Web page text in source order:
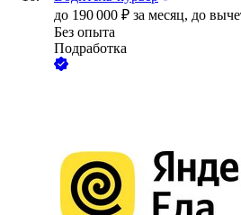
до 190 000 ₽ за месяц, до
Без опыта
Подработка